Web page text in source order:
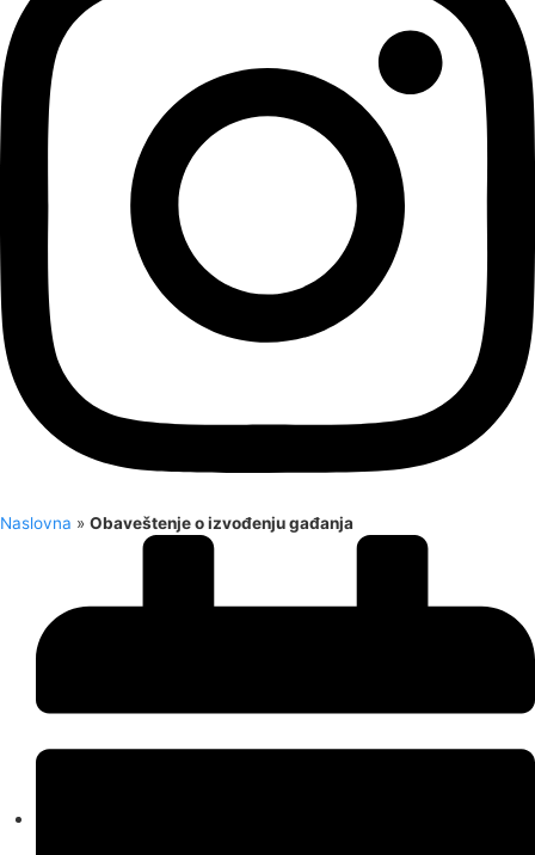
Naslovna » Obaveštenje o izvođenju gađanja